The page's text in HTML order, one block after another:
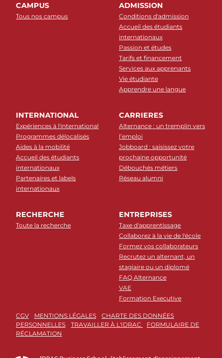
CAMPUS
Tous nos campus
ADMISSION
Conditions d'admission
Accueil des étudiants
internationaux
Passion et études
Tarifs et financement
Services aux apprenants
Vie étudiante
Apprendre une langue
INTERNATIONAL
Expériences à l'international
Programmes délocalisés
Aides à la mobilité
Accueil des étudiants
internationaux
Partenaires et labels
internationaux
CARRIERES
Alternance : un tremplin vers
l’emploi
Jobboard : saisissez votre
prochaine opportunité
Débouchés métiers
Réseau alumni
RECHERCHE
Toute la recherche
ENTREPRISES
Taxe d'apprentissage
Collaborez à la vie de l'école
Formez vos collaborateurs
Recrutez un alternant, un
stagiaire ou un diplomé
FAQ Alternance
VAE
Formation Executive
CGV MENTIONS LÉGALES
CHARTE DES DONNÉES
PERSONNELLES
TRAVAILLER À L'IDRAC
FORMULAIRE DE
RÉCLAMATION